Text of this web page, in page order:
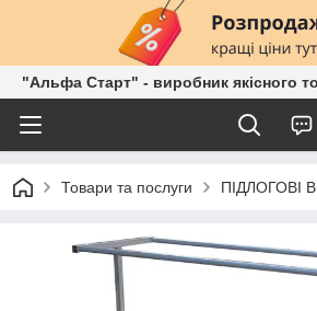
"Альфа Старт" - виробник якісного
Товари та послуги ПІДЛОГОВІ